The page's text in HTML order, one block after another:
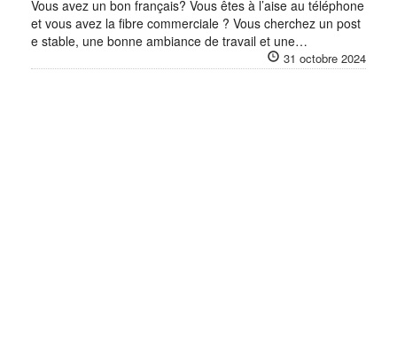
Vous avez un bon français? Vous êtes à l’aise au téléphone
et vous avez la fibre commerciale ? Vous cherchez un post
e stable, une bonne ambiance de travail et une…
31 octobre 2024